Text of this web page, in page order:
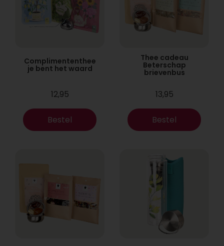
Complimententhee
je bent het waard
12,95
Bestel
Thee cadeau
Beterschap
brievenbus
13,95
Bestel